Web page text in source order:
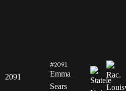
2091
#2091
Emma
Sears